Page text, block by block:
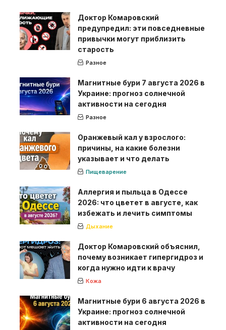
Доктор Комаровский
предупредил: эти повседневные
привычки могут приблизить
старость
Разное
Магнитные бури 7 августа 2026 в
Украине: прогноз солнечной
активности на сегодня
Разное
Оранжевый кал у взрослого:
причины, на какие болезни
указывает и что делать
Пищеварение
Аллергия и пыльца в Одессе
2026: что цветет в августе, как
избежать и лечить симптомы
Дыхание
Доктор Комаровский объяснил,
почему возникает гипергидроз и
когда нужно идти к врачу
Кожа
Магнитные бури 6 августа 2026 в
Украине: прогноз солнечной
активности на сегодня